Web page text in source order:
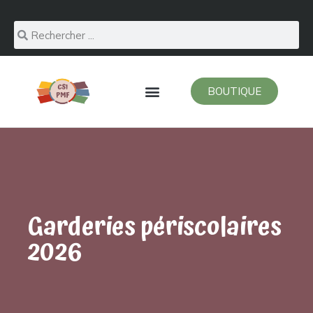
BOUTIQUE
Garderies périscolaires
2026